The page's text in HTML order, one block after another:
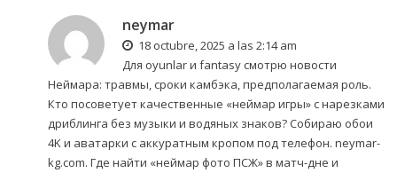
neymar
18 octubre, 2025 a las 2:14 am
Для oyunlar и fantasy смотрю новости
Неймара: травмы, сроки камбэка, предполагаемая роль.
Кто посоветует качественные «неймар игры» с нарезками
дриблинга без музыки и водяных знаков? Собираю обои
4K и аватарки с аккуратным кропом под телефон. neymar-
kg.com. Где найти «неймар фото ПСЖ» в матч-дне и